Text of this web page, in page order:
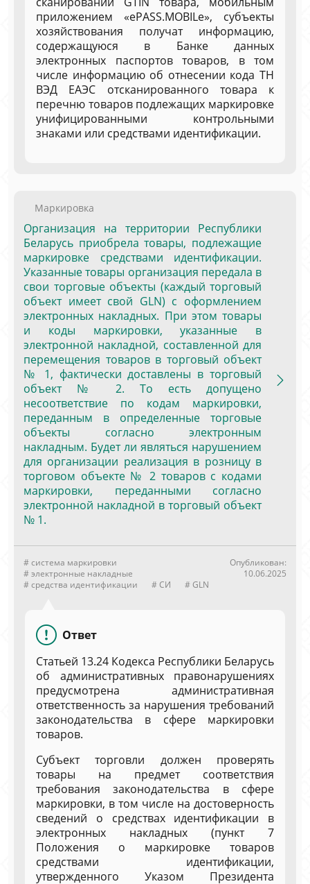
приложением «ePASS.MOBILe», субъекты
хозяйствования получат информацию,
содержащуюся в Банке данных
электронных паспортов товаров, в том
числе информацию об отнесении кода ТН
ВЭД ЕАЭС отсканированного товара к
перечню товаров подлежащих маркировке
унифицированными контрольными
знаками или средствами идентификации.
Маркировка
Организация на территории Республики
Беларусь приобрела товары, подлежащие
маркировке средствами идентификации.
Указанные товары организация передала в
свои торговые объекты (каждый торговый
объект имеет свой GLN) с оформлением
электронных накладных. При этом товары
и коды маркировки, указанные в
электронной накладной, составленной для
перемещения товаров в торговый объект
№ 1, фактически доставлены в торговый
объект № 2. То есть допущено
несоответствие по кодам маркировки,
переданным в определенные торговые
объекты согласно электронным
накладным. Будет ли являться нарушением
для организации реализация в розницу в
торговом объекте № 2 товаров с кодами
маркировки, переданными согласно
электронной накладной в торговый объект
№ 1.
# система маркировки
# электронные накладные
# средства идентификации
# СИ # GLN
Опубликован:
10.06.2025
Ответ
Cтатьей 13.24 Кодекса Республики Беларусь
об административных правонарушениях
предусмотрена административная
ответственность за нарушения требований
законодательства в сфере маркировки
товаров.
Субъект торговли должен проверять
товары на предмет соответствия
требования законодательства в сфере
маркировки, в том числе на достоверность
сведений о средствах идентификации в
электронных накладных (пункт 7
Положения о маркировке товаров
средствами идентификации,
утвержденного Указом Президента